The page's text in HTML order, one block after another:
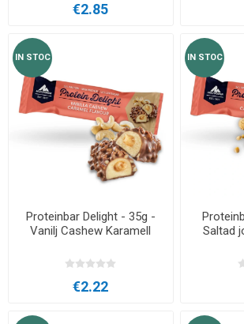
€2.85
IN STOC
Proteinbar Delight - 35g -
Vanilj Cashew Karamell
€2.22
IN STOC
Saltad